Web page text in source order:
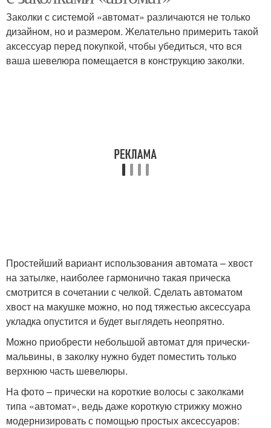
Простые прически Прически с заколками
Заколки с системой «автомат» различаются не только
дизайном, но и размером. Желательно примерить такой
аксессуар перед покупкой, чтобы убедиться, что вся
ваша шевелюра помещается в конструкцию заколки.
Простейший вариант использования автомата – хвост
на затылке, наиболее гармонично такая прическа
смотрится в сочетании с челкой. Сделать автоматом
хвост на макушке можно, но под тяжестью аксессуара
укладка опустится и будет выглядеть неопрятно.
Можно приобрести небольшой автомат для прически-
мальвины, в заколку нужно будет поместить только
верхнюю часть шевелюры.
На фото – прически на короткие волосы с заколками
типа «автомат», ведь даже короткую стрижку можно
модернизировать с помощью простых аксессуаров: